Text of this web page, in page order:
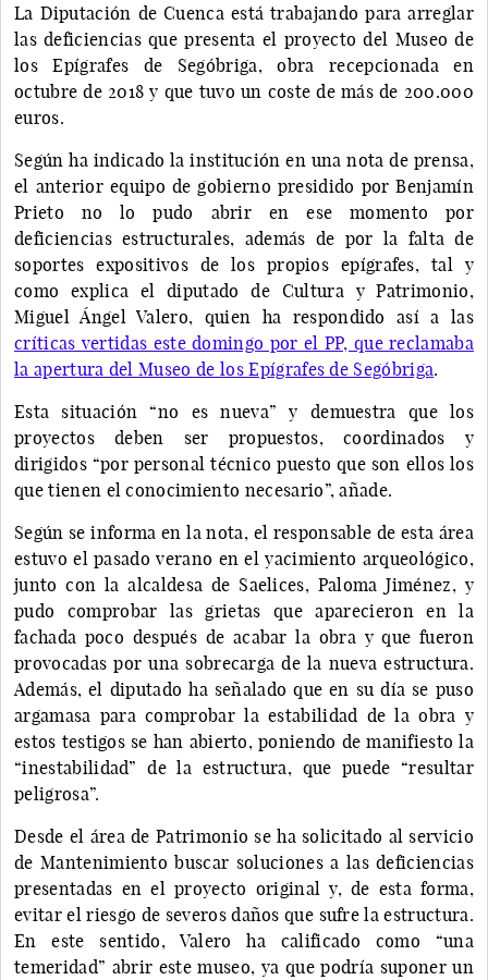
La Diputación de Cuenca está trabajando para arreglar
las deficiencias que presenta el proyecto del Museo de
los Epígrafes de Segóbriga, obra recepcionada en
octubre de 2018 y que tuvo un coste de más de 200.000
euros.
Según ha indicado la institución en una nota de prensa,
el anterior equipo de gobierno presidido por Benjamín
Prieto no lo pudo abrir en ese momento por
deficiencias estructurales, además de por la falta de
soportes expositivos de los propios epígrafes, tal y
como explica el diputado de Cultura y Patrimonio,
Miguel Ángel Valero, quien ha respondido así a las
críticas vertidas este domingo por el PP, que reclamaba
la apertura del Museo de los Epígrafes de Segóbriga.
Esta situación “no es nueva” y demuestra que los
proyectos deben ser propuestos, coordinados y
dirigidos “por personal técnico puesto que son ellos los
que tienen el conocimiento necesario”, añade.
Según se informa en la nota, el responsable de esta área
estuvo el pasado verano en el yacimiento arqueológico,
junto con la alcaldesa de Saelices, Paloma Jiménez, y
pudo comprobar las grietas que aparecieron en la
fachada poco después de acabar la obra y que fueron
provocadas por una sobrecarga de la nueva estructura.
Además, el diputado ha señalado que en su día se puso
argamasa para comprobar la estabilidad de la obra y
estos testigos se han abierto, poniendo de manifiesto la
“inestabilidad” de la estructura, que puede “resultar
peligrosa”.
Desde el área de Patrimonio se ha solicitado al servicio
de Mantenimiento buscar soluciones a las deficiencias
presentadas en el proyecto original y, de esta forma,
evitar el riesgo de severos daños que sufre la estructura.
En este sentido, Valero ha calificado como “una
temeridad” abrir este museo, ya que podría suponer un